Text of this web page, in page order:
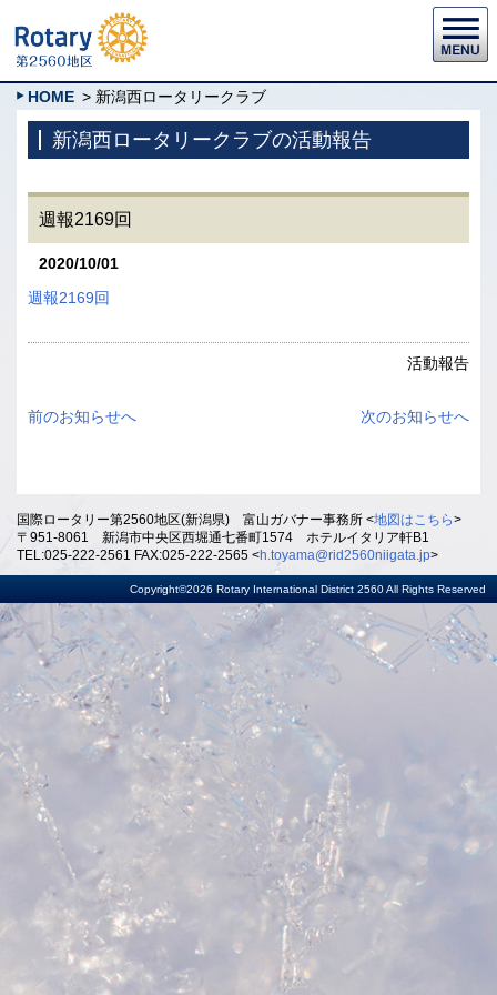
HOME > 新潟西ロータリークラブ
新潟西ロータリークラブの活動報告
週報2169回
2020/10/01
週報2169回
活動報告
前のお知らせへ 次のお知らせへ
国際ロータリー第2560地区(新潟県) 富山ガバナー事務所 <地図はこちら>
〒951-8061 新潟市中央区西堀通七番町1574 ホテルイタリア軒B1
TEL:025-222-2561 FAX:025-222-2565 <h.toyama@rid2560niigata.jp>
Copyright©2026 Rotary International District 2560 All Rights Reserved